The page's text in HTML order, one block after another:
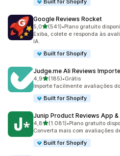
Built for Shopify
Google Reviews Rocket
5,0de 5 estrelas
(541)
541 avaliações ao todo
•Plano gratuito
Exiba, colete e responda às
IA.
Built for Shopify
Judge.me Ali Reviews
4,9de 5 estrelas
(185)
185 avaliações ao todo
•Grátis
Importe facilmente avaliações
Built for Shopify
Junip Product Reviews App &
4,8de 5 estrelas
(1.081)
1081 avaliações ao todo
•Plano gratuito
Converta mais com avaliações
Built for Shopify